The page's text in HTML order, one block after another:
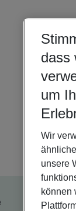
dass
um
Wir
unsere
können